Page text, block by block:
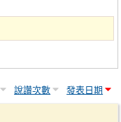
說讚次數 發表日期